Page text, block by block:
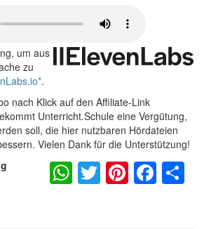
um aus
zu
*.
nach Klick auf den Affiliate-Link
Unterricht.Schule eine Vergütung,
soll, die hier nutzbaren Hördateien
Vielen Dank für die Unterstützung!
WhatsApp
Twitter